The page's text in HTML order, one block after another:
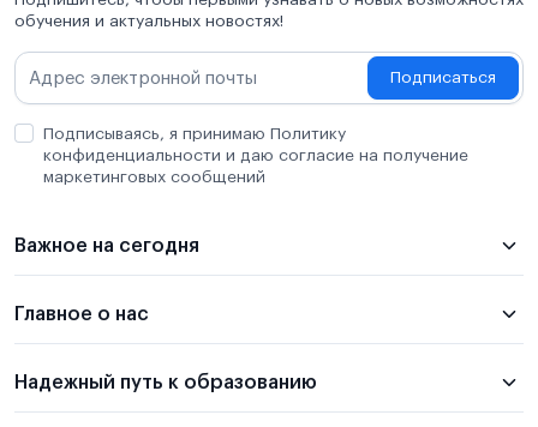
обучения и актуальных новостях!
Подписаться
Подписываясь, я принимаю Политику
конфиденциальности и даю согласие на получение
маркетинговых сообщений
Важное на сегодня
Главное о нас
Надежный путь к образованию